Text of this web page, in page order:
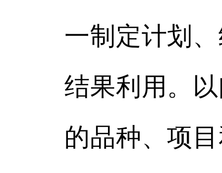
一制定计划
结果利用。
的品种、项